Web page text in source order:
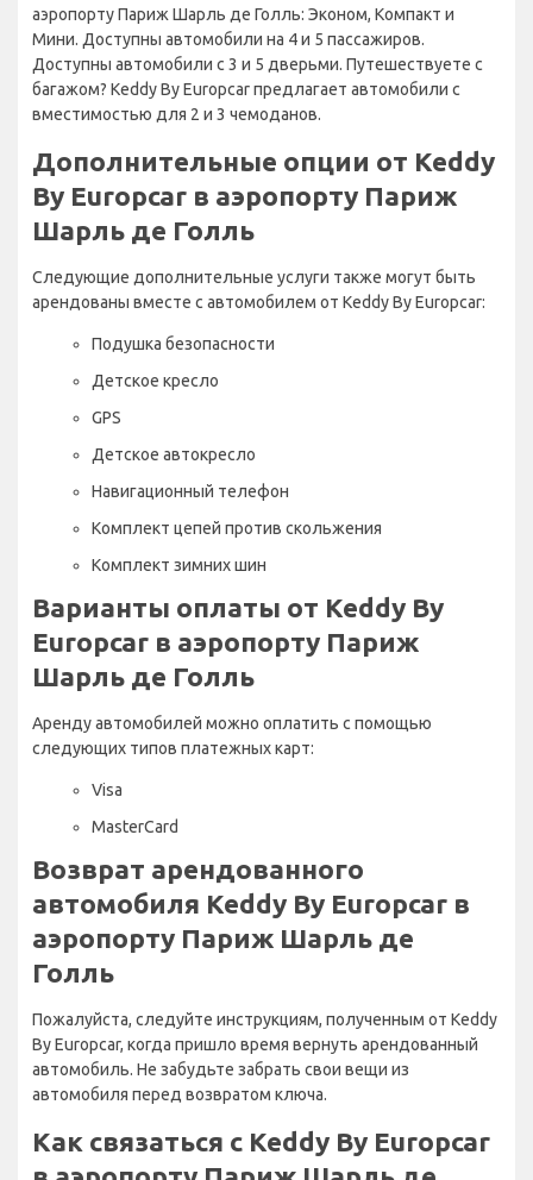
аэропорту Париж Шарль де Голль: Эконом, Компакт и
Мини. Доступны автомобили на 4 и 5 пассажиров.
Доступны автомобили с 3 и 5 дверьми. Путешествуете с
багажом? Keddy By Europcar предлагает автомобили с
вместимостью для 2 и 3 чемоданов.
Дополнительные опции от Keddy
By Europcar в аэропорту Париж
Шарль де Голль
Следующие дополнительные услуги также могут быть
арендованы вместе с автомобилем от Keddy By Europcar:
Подушка безопасности
Детское кресло
GPS
Детское автокресло
Навигационный телефон
Комплект цепей против скольжения
Комплект зимних шин
Варианты оплаты от Keddy By
Europcar в аэропорту Париж
Шарль де Голль
Аренду автомобилей можно оплатить с помощью
следующих типов платежных карт:
Visa
MasterCard
Возврат арендованного
автомобиля Keddy By Europcar в
аэропорту Париж Шарль де
Голль
Пожалуйста, следуйте инструкциям, полученным от Keddy
By Europcar, когда пришло время вернуть арендованный
автомобиль. Не забудьте забрать свои вещи из
автомобиля перед возвратом ключа.
Как связаться с Keddy By Europcar